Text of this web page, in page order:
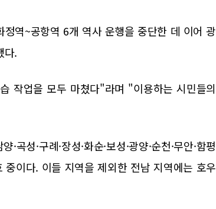
역~공항역 6개 역사 운행을 중단한 데 이어 광
다.
작업을 모두 마쳤다"라며 "이용하는 시민들의
성·구례·장성·화순·보성·광양·순천·무안·함평
중이다. 이들 지역을 제외한 전남 지역에는 호우